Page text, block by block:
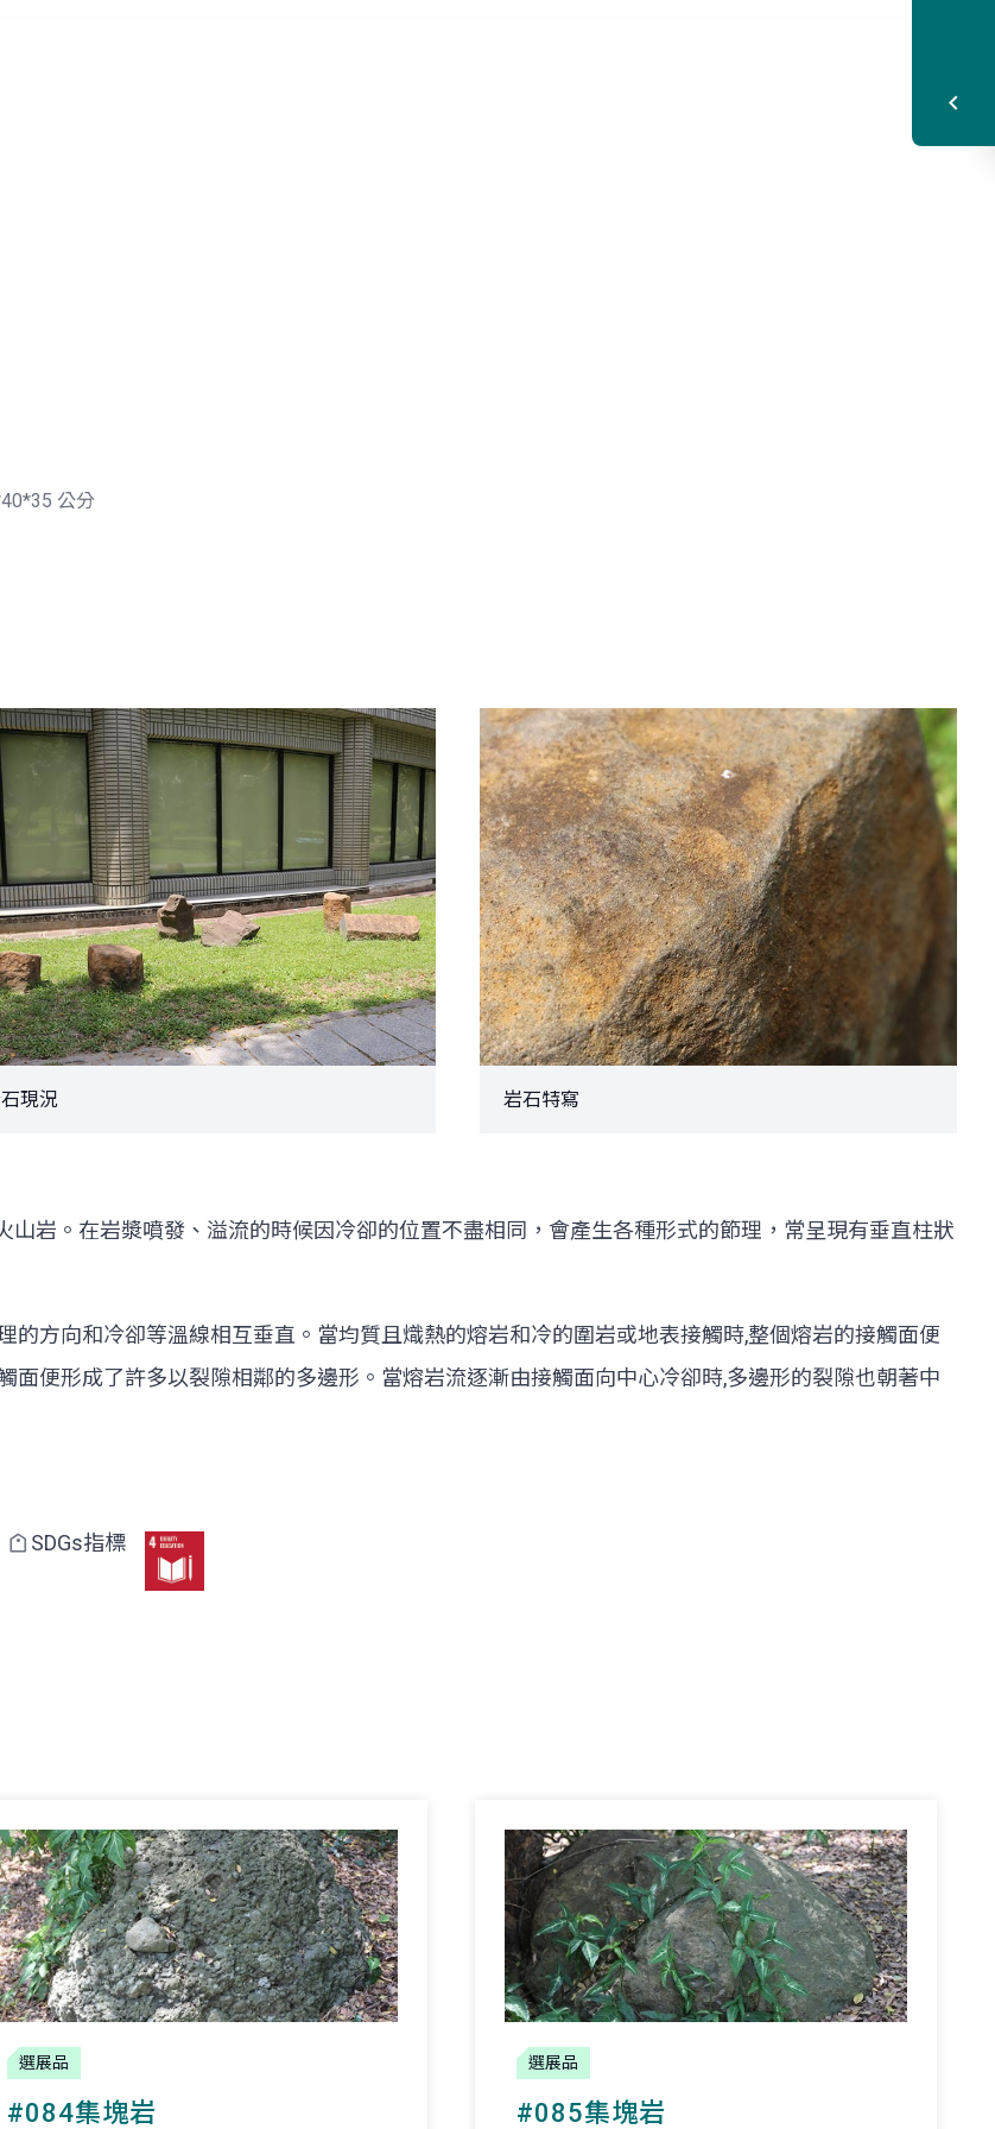
公分
現況 岩石特寫
岩。在岩漿噴發、溢流的時候因冷卻的位置不盡相同，會產生各種形式的節理，常呈現有垂直柱狀
的方向和冷卻等溫線相互垂直。當均質且熾熱的熔岩和冷的圍岩或地表接觸時,整個熔岩的接觸面便
便形成了許多以裂隙相鄰的多邊形。當熔岩流逐漸由接觸面向中心冷卻時,多邊形的裂隙也朝著中
SDGs指標
選展品
#084集塊岩
選展品
#085集塊岩